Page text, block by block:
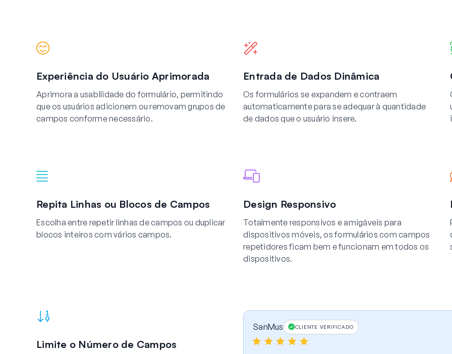
Experiência do Usuário Aprimorada
Aprimora a usabilidade do formulário, permitindo
que os usuários adicionem ou removam grupos de
campos conforme necessário.
Entrada de Dados Dinâmica
Os formulários se expandem e contraem
automaticamente para se adequar à quantidade
de dados que o usuário insere.
Repita Linhas ou Blocos de Campos
Escolha entre repetir linhas de campos ou duplicar
blocos inteiros com vários campos.
Design Responsivo
Totalmente responsivos e amigáveis para
dispositivos móveis, os formulários com campos
repetidores ficam bem e funcionam em todos os
dispositivos.
Limite o Número de Campos
SanMus CLIENTE VERIFICADO